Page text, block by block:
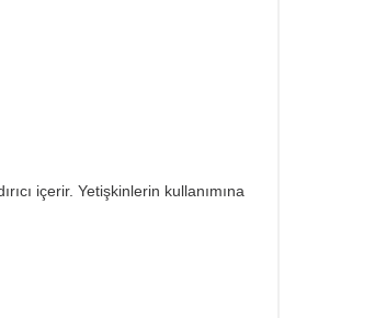
içerir. Yetişkinlerin kullanımına